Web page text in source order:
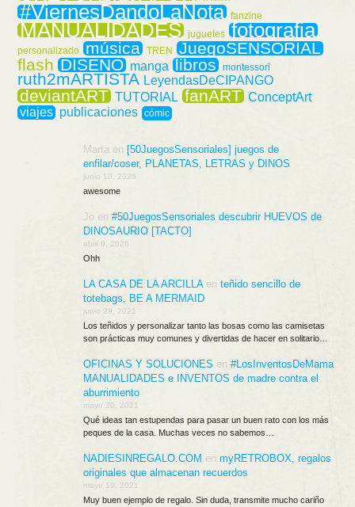
#ViernesDandoLaNota fanzine
MANUALIDADES juguetes fotografia
personalizado música TREN
JuegoSENSORIAL
flash DISEÑO manga libros montessori
ruth2mARTISTA LeyendasDeCIPANGO
deviantART TUTORIAL fanART ConceptArt
viajes publicaciones cómic
Marta en [50JuegosSensoriales] juegos de
enfilar/coser, PLANETAS, LETRAS y DINOS
junio 10, 2026
awesome
Jo en #50JuegosSensoriales descubrir HUEVOS de
DINOSAURIO [TACTO]
abril 9, 2026
Ohh
LA CASA DE LA ARCILLAen teñido sencillo de
totebags, BE A MERMAID
junio 29, 2021
Los teñidos y personalizar tanto las bosas como las camisetas
son prácticas muy comunes y divertidas de hacer en solitario…
OFICINAS Y SOLUCIONES en #LosInventosDeMama
MANUALIDADES e INVENTOS de madre contra el
aburrimiento
mayo 20, 2021
Qué ideas tan estupendas para pasar un buen rato con los más
peques de la casa. Muchas veces no sabemos…
NADIESINREGALO.COM en myRETROBOX, regalos
originales que almacenan recuerdos
mayo 19, 2021
Muy buen ejemplo de regalo. Sin duda, transmite mucho cariño